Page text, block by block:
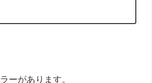
ーがあります。